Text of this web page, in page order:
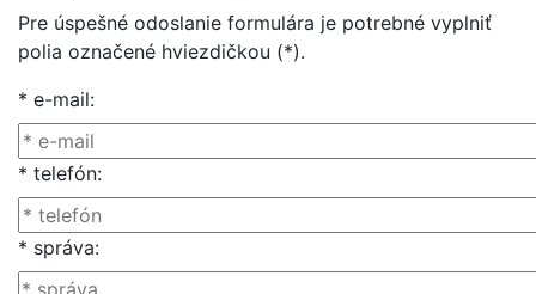
Pre úspešné odoslanie formulára je potrebné vyplniť
polia označené hviezdičkou (*).
* e-mail:
* telefón:
* správa: